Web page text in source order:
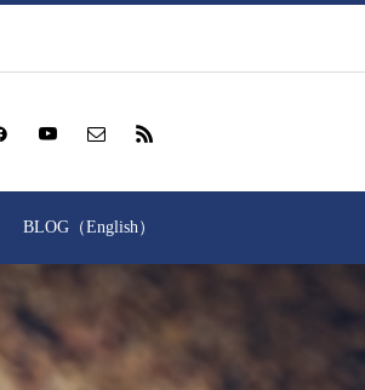
BLOG（English）